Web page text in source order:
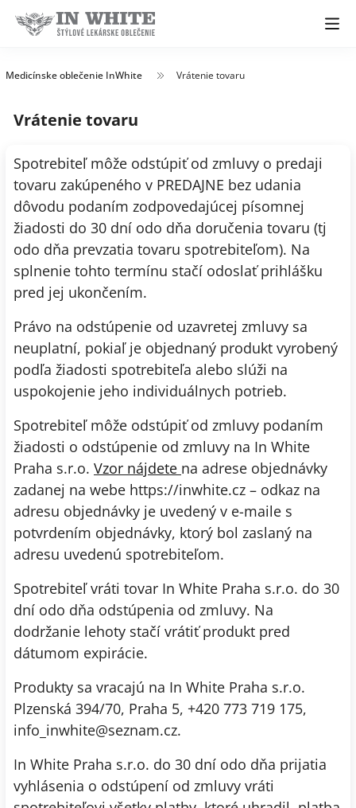
Medicínske oblečenie InWhite Vrátenie tovaru
Vrátenie tovaru
Spotrebiteľ môže odstúpiť od zmluvy o predaji
tovaru zakúpeného v PREDAJNE bez udania
dôvodu podaním zodpovedajúcej písomnej
žiadosti do 30 dní odo dňa doručenia tovaru (tj
odo dňa prevzatia tovaru spotrebiteľom). Na
splnenie tohto termínu stačí odoslať prihlášku
pred jej ukončením.
Právo na odstúpenie od uzavretej zmluvy sa
neuplatní, pokiaľ je objednaný produkt vyrobený
podľa žiadosti spotrebiteľa alebo slúži na
uspokojenie jeho individuálnych potrieb.
Spotrebiteľ môže odstúpiť od zmluvy podaním
žiadosti o odstúpenie od zmluvy na In White
Praha s.r.o. Vzor nájdete na adrese objednávky
zadanej na webe https://inwhite.cz – odkaz na
adresu objednávky je uvedený v e-maile s
potvrdením objednávky, ktorý bol zaslaný na
adresu uvedenú spotrebiteľom.
Spotrebiteľ vráti tovar In White Praha s.r.o. do 30
dní odo dňa odstúpenia od zmluvy. Na
dodržanie lehoty stačí vrátiť produkt pred
dátumom expirácie.
Produkty sa vracajú na In White Praha s.r.o.
Plzenská 394/70, Praha 5, +420 773 719 175,
info_inwhite@seznam.cz.
In White Praha s.r.o. do 30 dní odo dňa prijatia
vyhlásenia o odstúpení od zmluvy vráti